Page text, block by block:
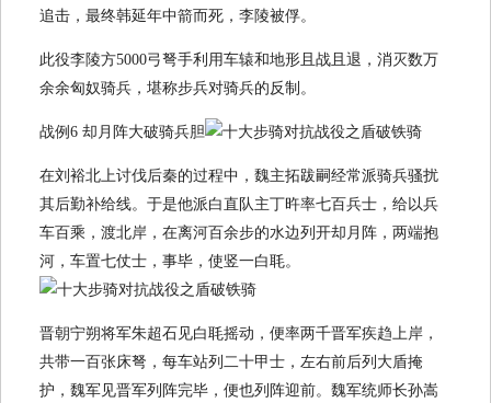
追击，最终韩延年中箭而死，李陵被俘。
此役李陵方5000弓弩手利用车辕和地形且战且退，消灭数万
余余匈奴骑兵，堪称步兵对骑兵的反制。
战例6 却月阵大破骑兵胆
在刘裕北上讨伐后秦的过程中，魏主拓跋嗣经常派骑兵骚扰
其后勤补给线。于是他派白直队主丁旿率七百兵士，给以兵
车百乘，渡北岸，在离河百余步的水边列开却月阵，两端抱
河，车置七仗士，事毕，使竖一白毦。
晋朝宁朔将军朱超石见白毦摇动，便率两千晋军疾趋上岸，
共带一百张床弩，每车站列二十甲士，左右前后列大盾掩
护，魏军见晋军列阵完毕，便也列阵迎前。魏军统师长孙嵩